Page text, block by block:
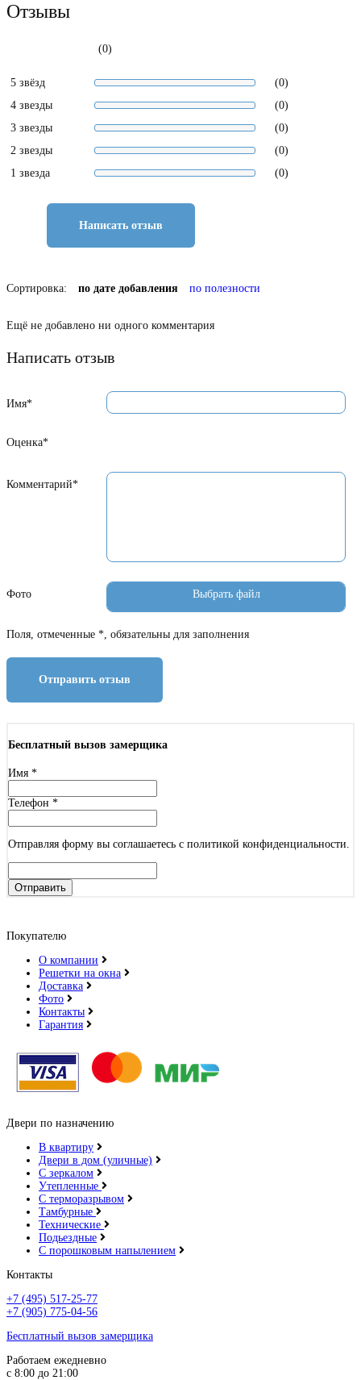
Отзывы
(0)
5 звёзд
(0)
4 звезды
(0)
3 звезды
(0)
2 звезды
(0)
1 звезда
(0)
Написать отзыв
Сортировка: по дате добавления по полезности
Ещё не добавлено ни одного комментария
Написать отзыв
Имя*
Оценка*
Комментарий*
Фото
Поля, отмеченные *, обязательны для заполнения
Отправить отзыв
Бесплатный вызов замерщика
Имя *
Телефон *
Отправляя форму вы соглашаетесь с политикой конфиденциальности.
Отправить
Покупателю
О компании
Решетки на окна
Доставка
Фото
Контакты
Гарантия
Двери по назначению
В квартиру
Двери в дом (уличные)
С зеркалом
Утепленные
С терморазрывом
Тамбурные
Технические
Подьездные
С порошковым напылением
Контакты
+7 (495) 517-25-77
+7 (905) 775-04-56
Бесплатный вызов замерщика
Работаем ежедневно
с 8:00 до 21:00